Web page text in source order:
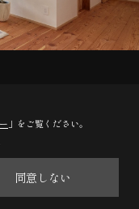
ドを。
」をご覧ください。
同意しない